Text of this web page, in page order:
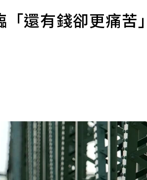
「還有錢卻更痛苦